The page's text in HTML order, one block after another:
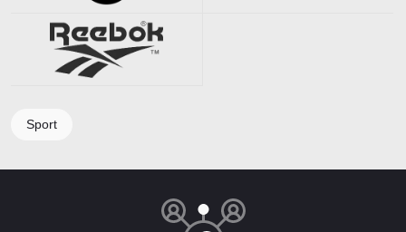
Sport